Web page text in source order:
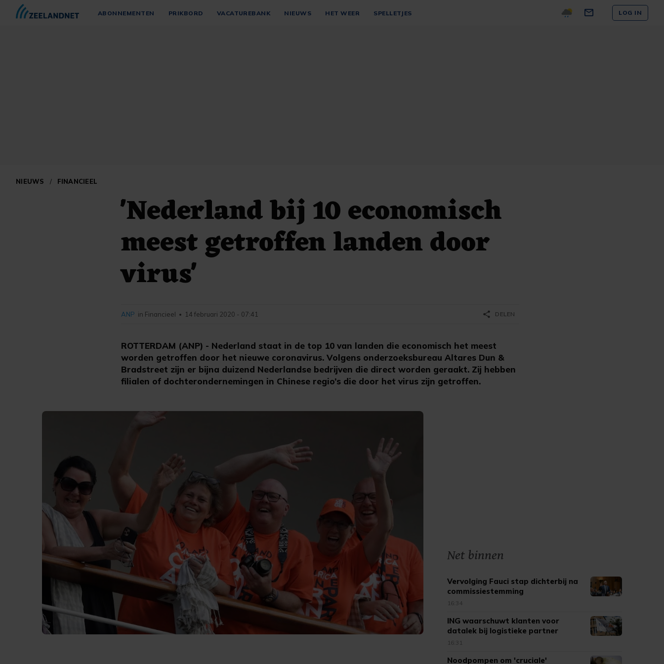
ABONNEMENTEN PRIKBORD VACATUREBANK NIEUWS HET WEER SPELLETJES LOG IN
NIEUWS / FINANCIEEL
'Nederland bij 10 economisch
meest getroffen landen door
virus'
ROTTERDAM (ANP) - Nederland staat in de top 10 van landen die economisch het meest
worden getroffen door het nieuwe coronavirus. Volgens onderzoeksbureau Altares Dun &
Bradstreet zijn er bijna duizend Nederlandse bedrijven die direct worden geraakt. Zij hebben
filialen of dochterondernemingen in Chinese regio’s die door het virus zijn getroffen.
ANP in Financieel • 14 februari 2020 - 07:41 share DELEN
Net binnen
Vervolging Fauci stap dichterbij na
commissiestemming
16:34
ING waarschuwt klanten voor
datalek bij logistieke partner
16:31
Noodpompen om 'cruciale'